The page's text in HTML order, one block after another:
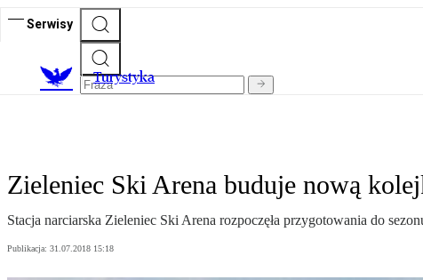
Serwisy
Turystyka
Zieleniec Ski Arena buduje nową
Stacja narciarska Zieleniec Ski Arena rozpoczęła przygotowania do
Publikacja: 31.07.2018 15:18